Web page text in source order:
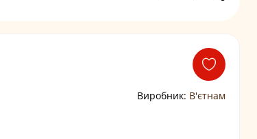
Виробник: В'єтнам